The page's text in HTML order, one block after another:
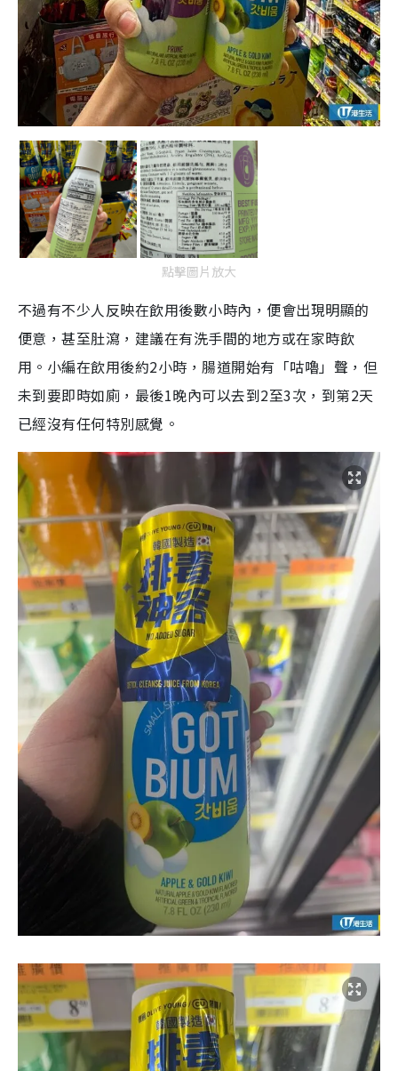
點擊圖片放大
不過有不少人反映在飲用後數小時內，便會出現明顯的
便意，甚至肚瀉，建議在有洗手間的地方或在家時飲
用。小編在飲用後約2小時，腸道開始有「咕嚕」聲，但
未到要即時如廁，最後1晚內可以去到2至3次，到第2天
已經沒有任何特別感覺。